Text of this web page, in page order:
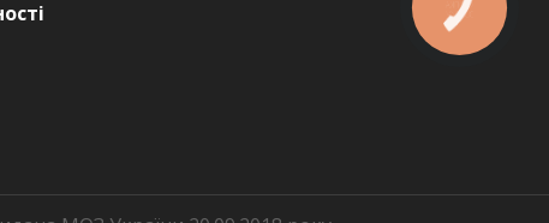
КНОПКА
ЗВ'ЯЗКУ